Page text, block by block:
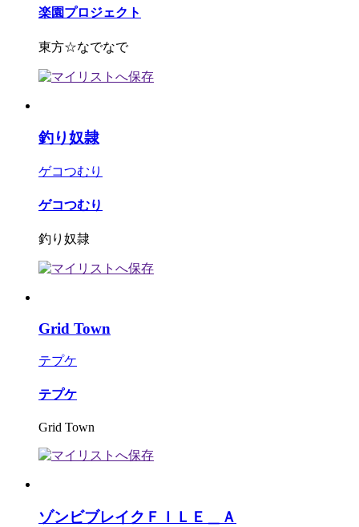
楽園プロジェクト
東方☆なでなで
釣り奴隷
ゲコつむり
ゲコつむり
釣り奴隷
Grid Town
テプケ
テプケ
Grid Town
ゾンビブレイクＦＩＬＥ＿Ａ